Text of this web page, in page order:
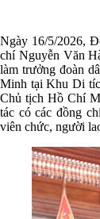
Ngày 16/5/2026,
chí Nguyễn Văn
làm trưởng đoàn
Minh tại Khu Di
Chủ tịch Hồ Chí
tác có các đồng
viên chức, người